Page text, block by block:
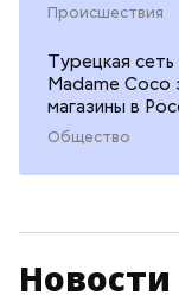
Происшествия
Турецкая
Madame Coco
магазины в
Общество